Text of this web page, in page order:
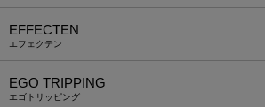
EFFECTEN
エフェクテン
EGO TRIPPING
エゴトリッピング